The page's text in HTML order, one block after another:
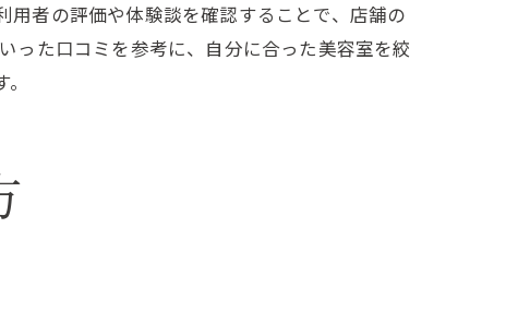
者の評価や体験談を確認することで、店舗の
った口コミを参考に、自分に合った美容室を絞